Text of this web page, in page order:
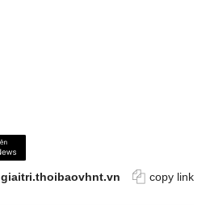
giaitri.thoibaovhnt.vn copy link